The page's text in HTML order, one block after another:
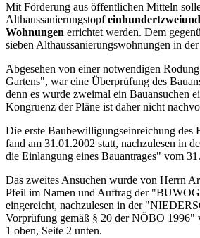
Mit Förderung aus öffentlichen Mitteln
Althaussanierungstopf
Wohnungen errichtet werden. Dem
sieben Althaussanierungswohnungen in
Abgesehen von einer notwendigen
Gartens", war eine Überprüfung des
denn es wurde zweimal ein Bauansuchen
Kongruenz der Pläne ist daher nicht
Die erste Baubewilligungseinreichung
fand am 31.01.2002 statt, nachzulesen in
die Einlangung eines Bauantrages" vom
Das zweites Ansuchen wurde von Herrn
Pfeil im Namen und Auftrag der
eingereicht, nachzulesen in der
Vorprüfung gemäß § 20 der NÖBO 1996"
1 oben, Seite 2 unten.